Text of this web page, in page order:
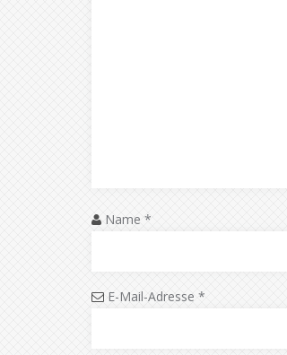
Name *
E-Mail-Adresse *